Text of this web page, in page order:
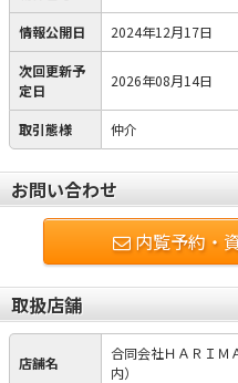
情報公開日 2024年12月17日
次回更新予
定日
2026年08月14日
取引態様 仲介
お問い合わせ
内覧予約・
取扱店舗
店舗名
合同会社ＨＡＲＩ
内）